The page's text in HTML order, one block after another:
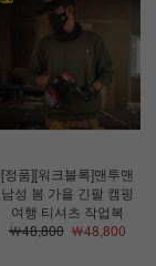
[정품][워크블록]맨투맨
남성 봄 가을 긴팔 캠핑
여행 티셔츠 작업복
￦48,800￦48,800